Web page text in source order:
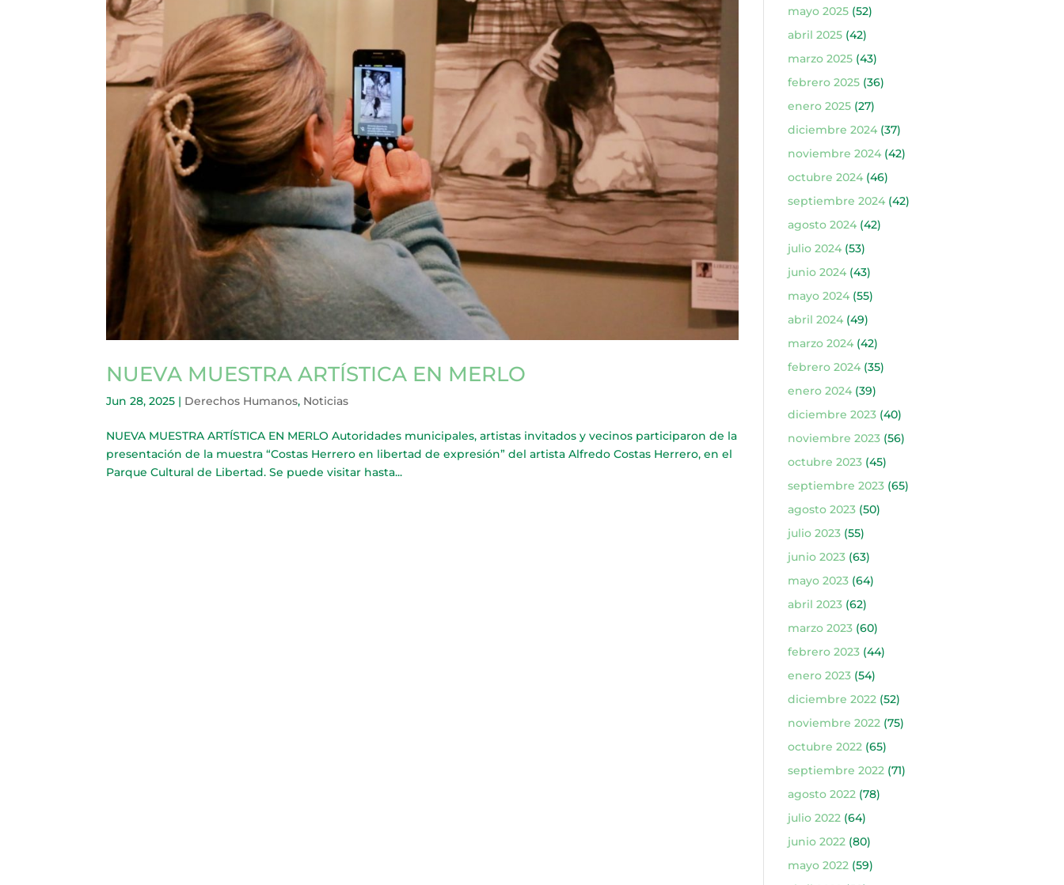
NUEVA MUESTRA ARTÍSTICA EN MERLO
Jun 28, 2025 | Derechos Humanos, Noticias
NUEVA MUESTRA ARTÍSTICA EN MERLO Autoridades municipales, artistas invitados y vecinos participaron de la
presentación de la muestra “Costas Herrero en libertad de expresión” del artista Alfredo Costas Herrero, en el
Parque Cultural de Libertad. Se puede visitar hasta...
mayo 2025(52)
abril 2025(42)
marzo 2025(43)
febrero 2025(36)
enero 2025(27)
diciembre 2024(37)
noviembre 2024(42)
octubre 2024(46)
septiembre 2024(42)
agosto 2024(42)
julio 2024(53)
junio 2024(43)
mayo 2024(55)
abril 2024(49)
marzo 2024(42)
febrero 2024(35)
enero 2024(39)
diciembre 2023(40)
noviembre 2023(56)
octubre 2023(45)
septiembre 2023(65)
agosto 2023(50)
julio 2023(55)
junio 2023(63)
mayo 2023(64)
abril 2023(62)
marzo 2023(60)
febrero 2023(44)
enero 2023(54)
diciembre 2022(52)
noviembre 2022(75)
octubre 2022(65)
septiembre 2022(71)
agosto 2022(78)
julio 2022(64)
junio 2022(80)
mayo 2022(59)